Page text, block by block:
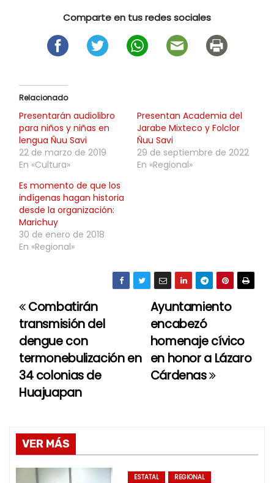
Comparte en tus redes sociales
Relacionado
Presentarán audiolibro
para niños y niñas en
lengua Ñuu Savi
22 de marzo de 2019
En «Cultura»
Presentan Academia del
Jarabe Mixteco y Folclor
Ñuu Savi
29 de septiembre de 2022
En «Regional»
Es momento de que los
indígenas hagan historia
desde la organización:
Marichuy
30 de enero de 2018
En «Regional»
N
a
v
e
a
c
Ayuntamiento
encabezó
homenaje cívico
en honor a Lázaro
Cárdenas
Combatirán
transmisión del
dengue con
termonebulización en
34 colonias de
Huajuapan
VER MÁS
ESTATAL REGIONAL